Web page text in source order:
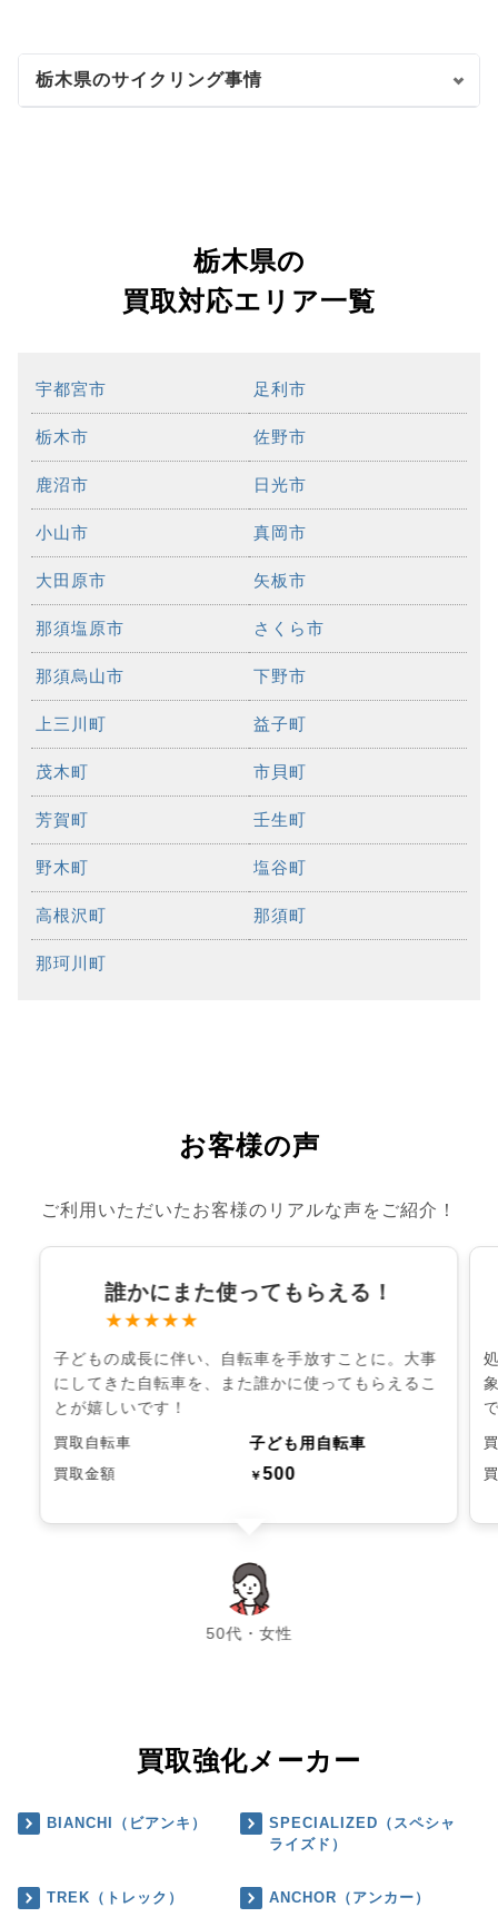
栃木県のサイクリング事情
栃木県の
買取対応エリア一覧
宇都宮市 足利市
栃木市 佐野市
鹿沼市 日光市
小山市 真岡市
大田原市 矢板市
那須塩原市 さくら市
那須烏山市 下野市
上三川町 益子町
茂木町 市貝町
芳賀町 壬生町
野木町 塩谷町
高根沢町 那須町
那珂川町
お客様の声
ご利用いただいたお客様のリアルな声をご紹介！
誰かにまた使ってもらえる！
★★★★★
子どもの成長に伴い、自転車を手放すことに。大事
にしてきた自転車を、また誰かに使ってもらえるこ
とが嬉しいです！
買取自転車 子ども用自転車
買取金額 ￥500
50代・女性
chevron_left chevron_right
買取強化メーカー
BIANCHI（ビアンキ）
SPECIALIZED（スペシャ
ライズド）
TREK（トレック） ANCHOR（アンカー）